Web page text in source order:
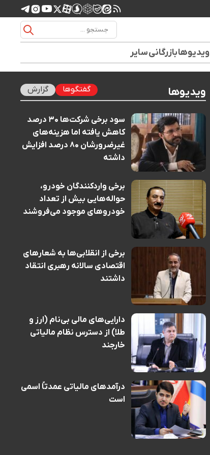
ویدیوهابازرگانیسایر
ویدیوها گفتگوها گزارش
سود برخی شرکت‌ها ۳۰ درصد
کاهش یافته اما هزینه‌های
غیرضرورشان ۸۰ درصد افزایش
داشته
برخی واردکنندگان خودرو،
حواله‌هایی بیش از تعداد
خودروهای موجود می‌فروشند
برخی از انقلابی‌ها به شعارهای
اقتصادی سالانه رهبری انتقاد
داشتند
دارایی‌های مالی بی‌نام (ارز و
طلا) از دسترس نظام مالیاتی
خارجند
درآمدهای مالیاتی عمدتاً اسمی
است